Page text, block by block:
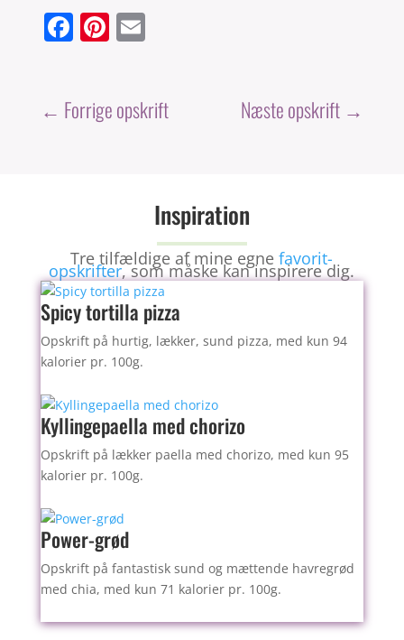
F
e
Pi
e
E
l
← Forrige opskrift Næste opskrift →
Inspiration
Tre tilfældige af mine egnefavorit-
opskrifter, som måske kan inspirere dig.
Spicy tortilla pizza
Opskrift på hurtig, lækker, sund pizza, med kun 94
kalorier pr. 100g.
Kyllingepaella med chorizo
Opskrift på lækker paella med chorizo, med kun 95
kalorier pr. 100g.
Power-grød
Opskrift på fantastisk sund og mættende havregrød
med chia, med kun 71 kalorier pr. 100g.